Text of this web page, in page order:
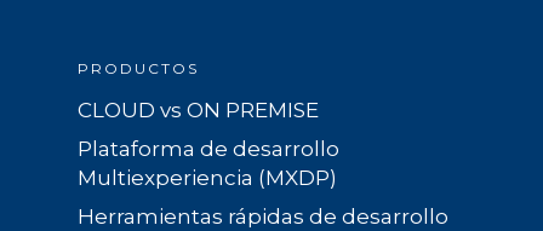
PRODUCTOS
CLOUD vs ON PREMISE
Plataforma de desarrollo
Multiexperiencia (MXDP)
Herramientas rápidas de desarrollo